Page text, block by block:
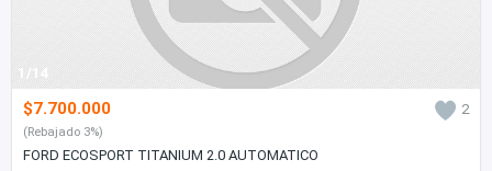
1/14
$7.700.000 2
(Rebajado 3%)
FORD ECOSPORT TITANIUM 2.0 AUTOMATICO